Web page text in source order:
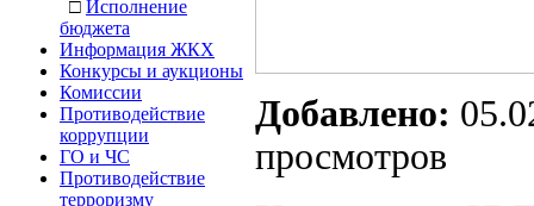
□ Исполнение
бюджета
Информация ЖКХ
Конкурсы и аукционы
Комиссии
Противодействие
коррупции
ГО и ЧС
Противодействие
терроризму
Добавлено:
просмотров